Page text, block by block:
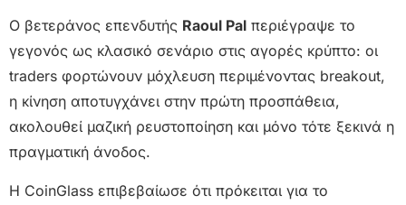
Ο βετεράνος επενδυτής Raoul Pal περιέγραψε το
γεγονός ως κλασικό σενάριο στις αγορές κρύπτο: οι
traders φορτώνουν μόχλευση περιμένοντας breakout,
η κίνηση αποτυγχάνει στην πρώτη προσπάθεια,
ακολουθεί μαζική ρευστοποίηση και μόνο τότε ξεκινά η
πραγματική άνοδος.
Η CoinGlass επιβεβαίωσε ότι πρόκειται για το